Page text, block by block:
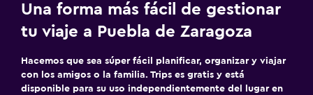
Una forma más fácil de gestionar
tu viaje a Puebla de Zaragoza
Hacemos que sea súper fácil planificar, organizar y viajar
con los amigos o la familia. Trips es gratis y está
disponible para su uso independientemente del lugar en